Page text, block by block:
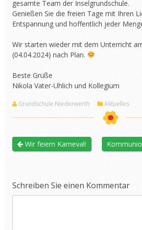
gesamte Team der Inselgrundschule.
Genießen Sie die freien Tage mit Ihren
Entspannung und hoffentlich jeder
Wir starten wieder mit dem Unterricht
(04.04.2024) nach Plan.
Beste Grüße
Nikola Vater-Uhlich und Kollegium
Grundschule Niederwerth Aktuelles
Wir feiern Karneval!
Schreiben Sie einen Kommentar